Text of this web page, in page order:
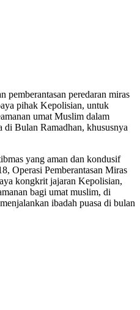
pemberantasan peredaran miras
pihak Kepolisian, untuk
umat Muslim dalam
di Bulan Ramadhan, khususnya
yang aman dan kondusif
Operasi Pemberantasan Miras
kongkrit jajaran Kepolisian,
bagi umat muslim, di
ibadah puasa di bulan